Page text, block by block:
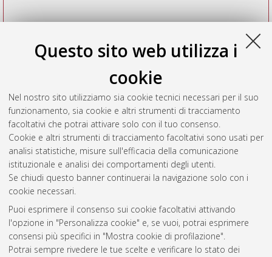
Questo sito web utilizza i
cookie
Nel nostro sito utilizziamo sia cookie tecnici necessari per il suo
funzionamento, sia cookie e altri strumenti di tracciamento
facoltativi che potrai attivare solo con il tuo consenso.
Cookie e altri strumenti di tracciamento facoltativi sono usati per
analisi statistiche, misure sull'efficacia della comunicazione
istituzionale e analisi dei comportamenti degli utenti.
Se chiudi questo banner continuerai la navigazione solo con i
cookie necessari.
Puoi esprimere il consenso sui cookie facoltativi attivando
l'opzione in "Personalizza cookie" e, se vuoi, potrai esprimere
consensi più specifici in "Mostra cookie di profilazione".
Potrai sempre rivedere le tue scelte e verificare lo stato dei
Vedi altre statistiche
Gestione del documento:
Atom
AMS Acta
ISSN: 2038-7954
re3data.org -